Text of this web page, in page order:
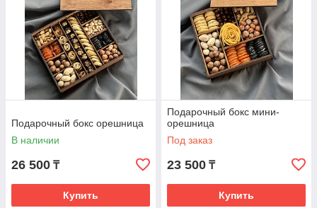
Подарочный бокс орешница
В наличии
26 500 ₸
Купить
Подарочный бокс мини-
орешница
Под заказ
23 500 ₸
Купить